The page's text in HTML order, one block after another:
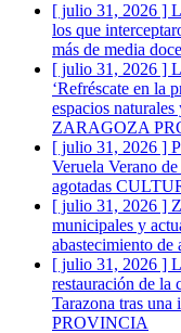
[ julio 31, 2026 ]
los que
más de media
[ julio 31, 2026 ]
‘Refréscate en la
espacios
ZARAGOZA
[ julio 31, 2026 ]
Veruela Verano
agotadas
[ julio 31, 2026 ]
municipales y
abastecimiento de
[ julio 31, 2026 ]
restauración de la
Tarazona tras una
PROVINCIA